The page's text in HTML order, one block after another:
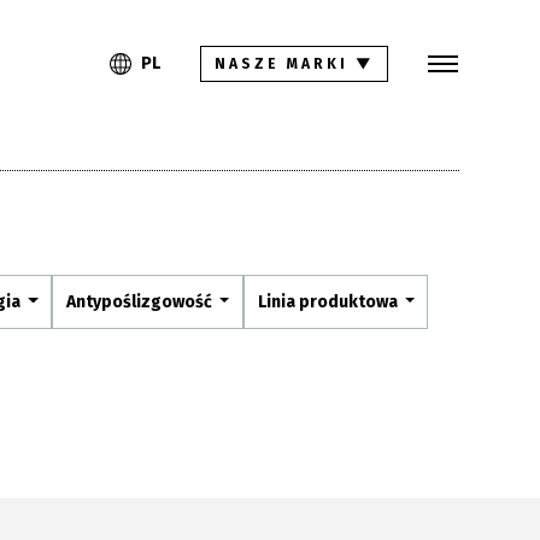
PL
PL NASZE MARKI ▼
Antypoślizgowość Linia produktowa
Inspiracje
Pliki do pobrania
Strefa architekta